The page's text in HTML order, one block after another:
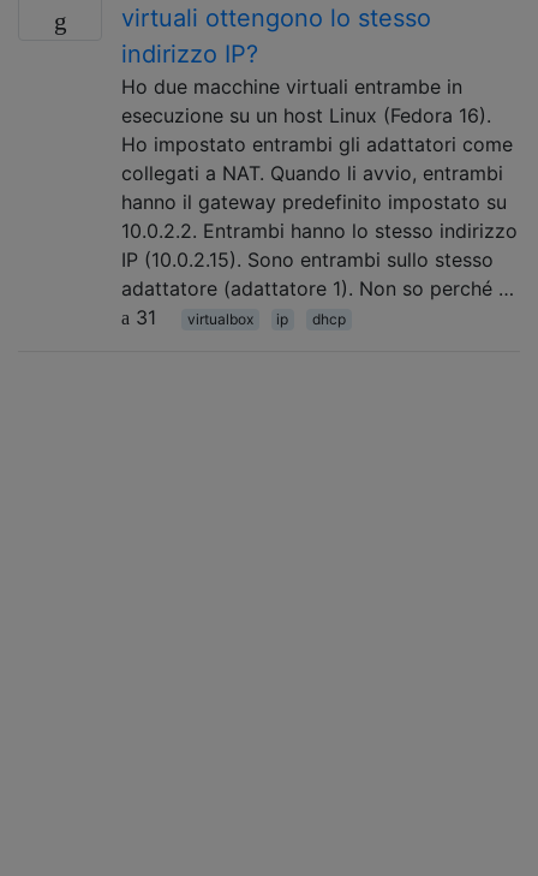
virtuali ottengono lo stesso
indirizzo IP?
Ho due macchine virtuali entrambe in
esecuzione su un host Linux (Fedora 16).
Ho impostato entrambi gli adattatori come
collegati a NAT. Quando li avvio, entrambi
hanno il gateway predefinito impostato su
10.0.2.2. Entrambi hanno lo stesso indirizzo
IP (10.0.2.15). Sono entrambi sullo stesso
adattatore (adattatore 1). Non so perché …
31
virtualbox ip dhcp